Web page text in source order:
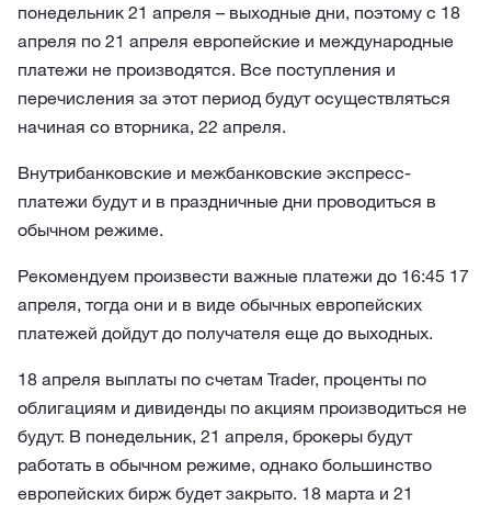
понедельник 21 апреля – выходные дни, поэтому с 18
апреля по 21 апреля европейские и международные
платежи не производятся. Все поступления и
перечисления за этот период будут осуществляться
начиная со вторника, 22 апреля.
Внутрибанковские и межбанковские экспресс-
платежи будут и в праздничные дни проводиться в
обычном режиме.
Рекомендуем произвести важные платежи до 16:45 17
апреля, тогда они и в виде обычных европейских
платежей дойдут до получателя еще до выходных.
18 апреля выплаты по счетам Trader, проценты по
облигациям и дивиденды по акциям производиться не
будут. В понедельник, 21 апреля, брокеры будут
работать в обычном режиме, однако большинство
европейских бирж будет закрыто. 18 марта и 21